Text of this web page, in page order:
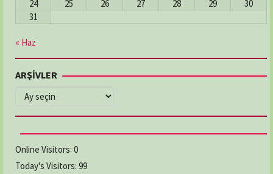
24
25 26 27 28 29
30
31
« Haz
ARŞİVLER
ARŞİVLER
Online Visitors: 0
Today's Visitors: 99